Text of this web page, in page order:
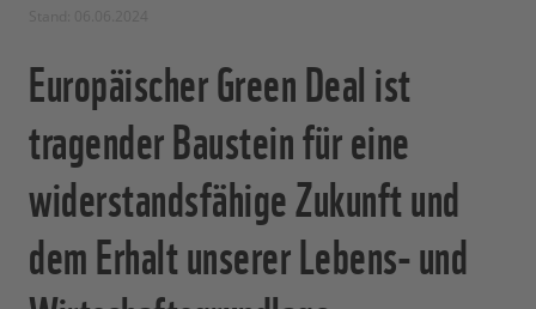
Europäischer Green Deal ist
tragender Baustein für eine
widerstandsfähige Zukunft und
dem Erhalt unserer Lebens- und